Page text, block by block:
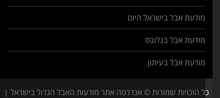
מודעת אבל בישראל היום
מודעת אבל בגלובס
מודעת אבל בעיתון
הזכויות שמורות © אנדרטה אתר מודעות האבל הגדול בישראל |